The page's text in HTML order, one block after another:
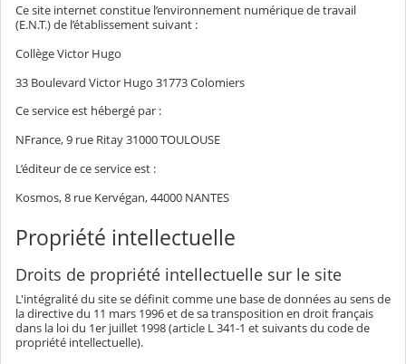
Ce site internet constitue l’environnement numérique de travail
(E.N.T.) de l’établissement suivant :
Collège Victor Hugo
33 Boulevard Victor Hugo 31773 Colomiers
Ce service est hébergé par :
NFrance, 9 rue Ritay 31000 TOULOUSE
L’éditeur de ce service est :
Kosmos, 8 rue Kervégan, 44000 NANTES
Propriété intellectuelle
Droits de propriété intellectuelle sur le site
L'intégralité du site se définit comme une base de données au sens de
la directive du 11 mars 1996 et de sa transposition en droit français
dans la loi du 1er juillet 1998 (article L 341-1 et suivants du code de
propriété intellectuelle).